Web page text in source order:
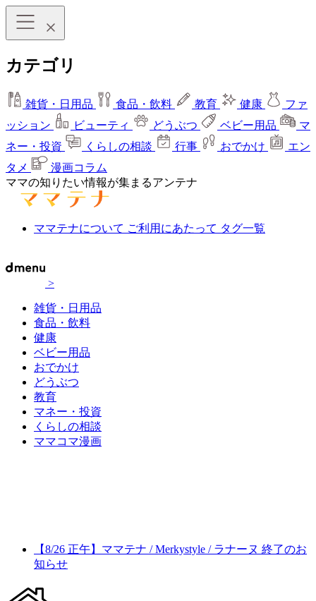
カテゴリ
雑貨・日用品 食品・飲料 教育 健康
ファ
ッション
ビューティ どうぶつ ベビー用品
マ
ネー・投資
くらしの相談 行事 おでかけ
エン
タメ
漫画コラム
ママの知りたい情報が集まるアンテナ
ママテナについて ご利用にあたって タグ一覧
>
雑貨・日用品
食品・飲料
健康
ベビー用品
おでかけ
どうぶつ
教育
マネー・投資
くらしの相談
ママコマ漫画
【8/26 正午】ママテナ / Merkystyle / ラナーヌ 終了のお
知らせ